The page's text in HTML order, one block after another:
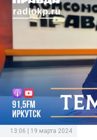
13:06 | 19 марта 2024